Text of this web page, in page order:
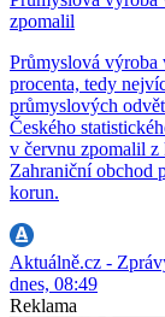
zpomalil
Průmyslová výroba
procenta, tedy
průmyslových
Českého
v červnu zpomalil z
Zahraniční obchod
korun.
Aktuálně.cz -
dnes, 08:49
Reklama